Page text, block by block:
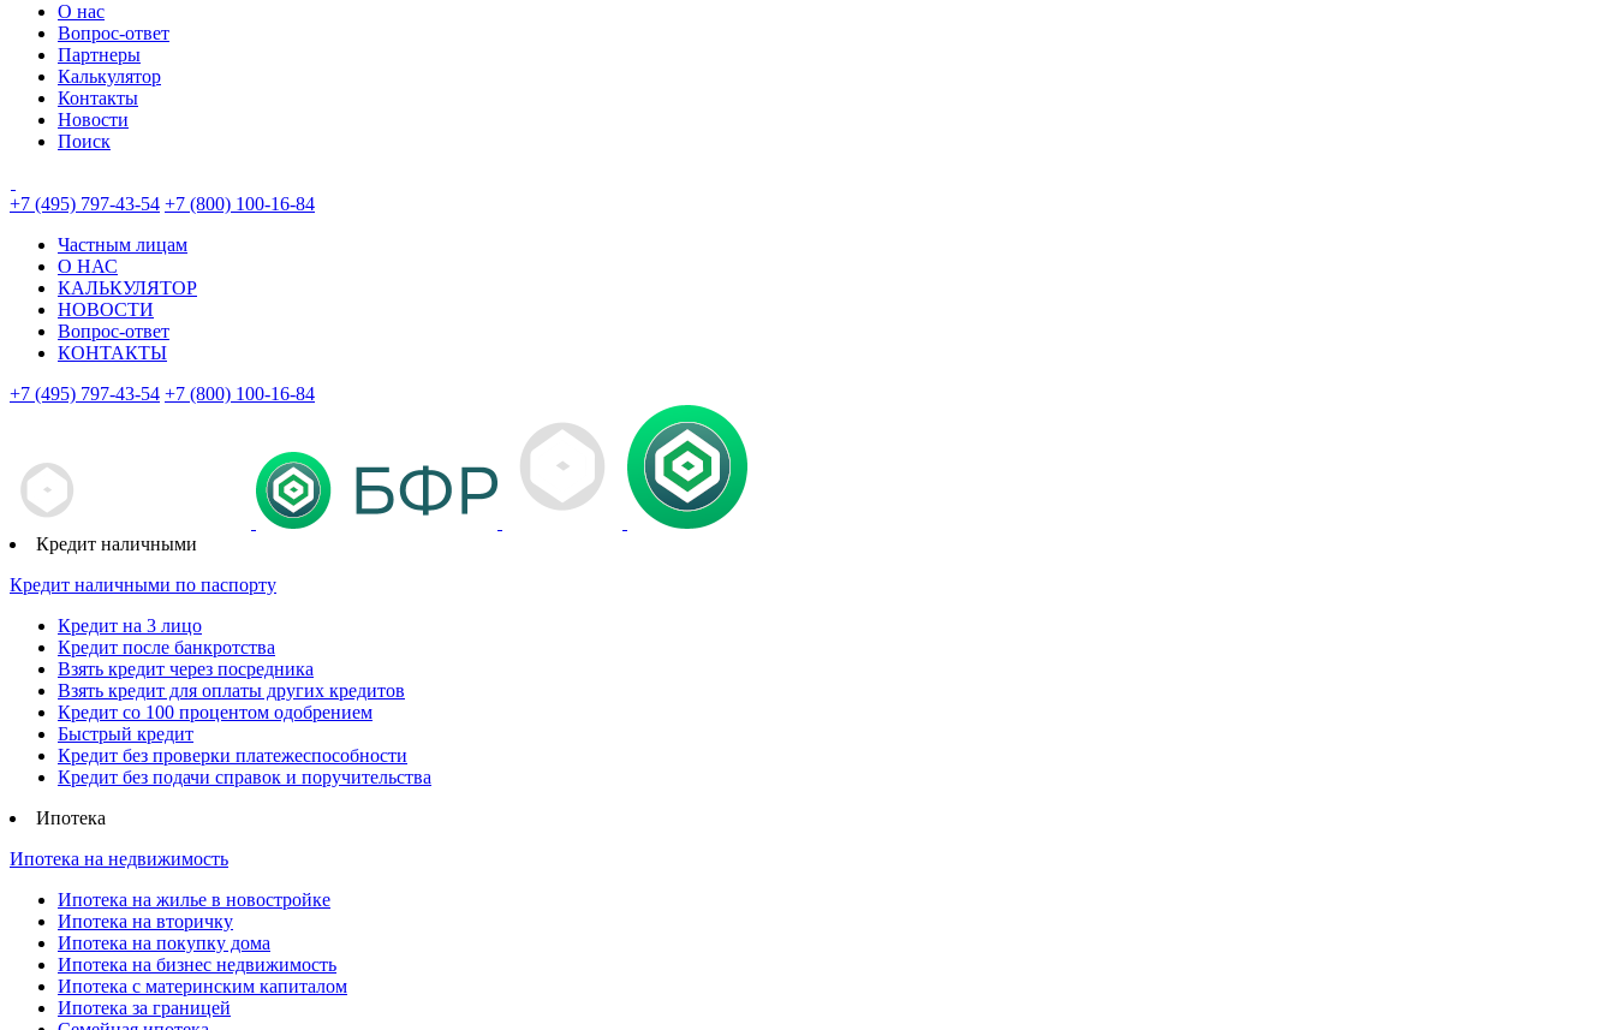
О нас
Вопрос-ответ
Партнеры
Калькулятор
Контакты
Новости
Поиск
+7 (495) 797-43-54 +7 (800) 100-16-84
Частным лицам
О НАС
КАЛЬКУЛЯТОР
НОВОСТИ
Вопрос-ответ
КОНТАКТЫ
+7 (495) 797-43-54 +7 (800) 100-16-84
Кредит наличными
Кредит наличными по паспорту
Кредит на 3 лицо
Кредит после банкротства
Взять кредит через посредника
Взять кредит для оплаты других кредитов
Кредит со 100 процентом одобрением
Быстрый кредит
Кредит без проверки платежеспособности
Кредит без подачи справок и поручительства
Ипотека
Ипотека на недвижимость
Ипотека на жилье в новостройке
Ипотека на вторичку
Ипотека на покупку дома
Ипотека на бизнес недвижимость
Ипотека с материнским капиталом
Ипотека за границей